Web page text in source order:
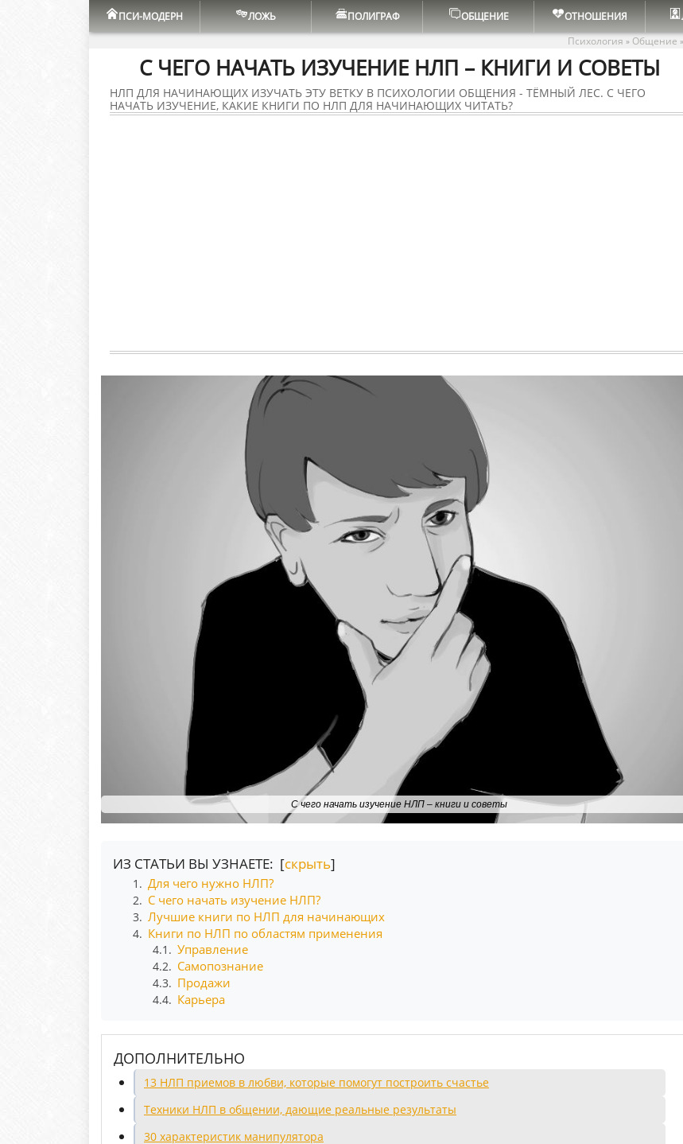
ПСИ-МОДЕРН ЛОЖЬ ПОЛИГРАФ ОБЩЕНИЕ ОТНОШЕНИЯ
Психология » Общение »
С ЧЕГО НАЧАТЬ ИЗУЧЕНИЕ НЛП – КНИГИ И СОВЕТЫ
НЛП ДЛЯ НАЧИНАЮЩИХ ИЗУЧАТЬ ЭТУ ВЕТКУ В ПСИХОЛОГИИ ОБЩЕНИЯ - ТЁМНЫЙ ЛЕС. С ЧЕГО
НАЧАТЬ ИЗУЧЕНИЕ, КАКИЕ КНИГИ ПО НЛП ДЛЯ НАЧИНАЮЩИХ ЧИТАТЬ?
С чего начать изучение НЛП – книги и советы
ИЗ СТАТЬИ ВЫ УЗНАЕТЕ: [скрыть]
1. Для чего нужно НЛП?
2. С чего начать изучение НЛП?
3. Лучшие книги по НЛП для начинающих
4. Книги по НЛП по областям применения
4.1. Управление
4.2. Самопознание
4.3. Продажи
4.4. Карьера
ДОПОЛНИТЕЛЬНО
13 НЛП приемов в любви, которые помогут построить счастье
Техники НЛП в общении, дающие реальные результаты
30 характеристик манипулятора